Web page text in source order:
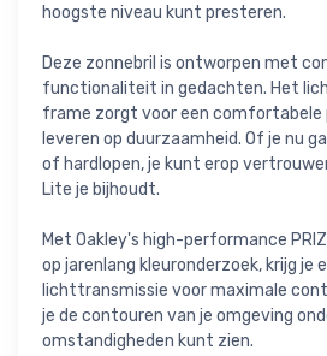
hoogste niveau kunt presteren.
Deze zonnebril is ontworpen met
functionaliteit in gedachten. Het
frame zorgt voor een comfortabele
leveren op duurzaamheid. Of je nu
of hardlopen, je kunt erop
Lite je bijhoudt.
Met Oakley's high-performance
op jarenlang kleuronderzoek, krijg je
lichttransmissie voor maximale
je de contouren van je omgeving
omstandigheden kunt zien.